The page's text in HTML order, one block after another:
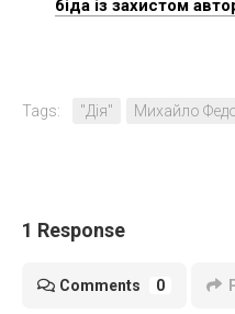
біда із захистом
Tags: "Дія" Михайло
1 Response
Comments 0